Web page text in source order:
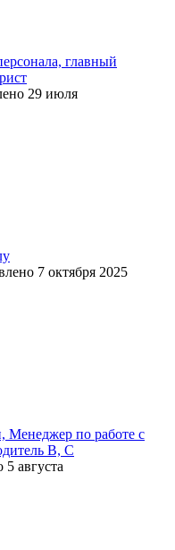
главный
29 июля
7 октября 2025
Менеджер по работе с
B, C
5 августа